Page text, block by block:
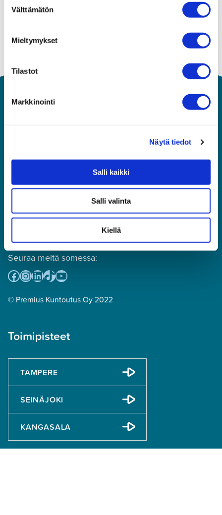
valinta
Välttämätön
Mieltymykset
Tilastot
Markkinointi
Näytä tiedot
Salli kaikki
Salli valinta
Kiellä
Asiakaspalvelu
(puhelun hinta: mpm tai pvm,
numeroon ei voi lähettää tekstiviestejä)
toimisto@premius.fi
Osto- ja myyntireskontra:laskutus@premius.fi
Seuraa meitä somessa:
Facebook
Instagram
LinkedIn
TikTok
YouTube
© Premius Kuntoutus Oy 2022
Toimipisteet
TAMPERE
SEINÄJOKI
KANGASALA